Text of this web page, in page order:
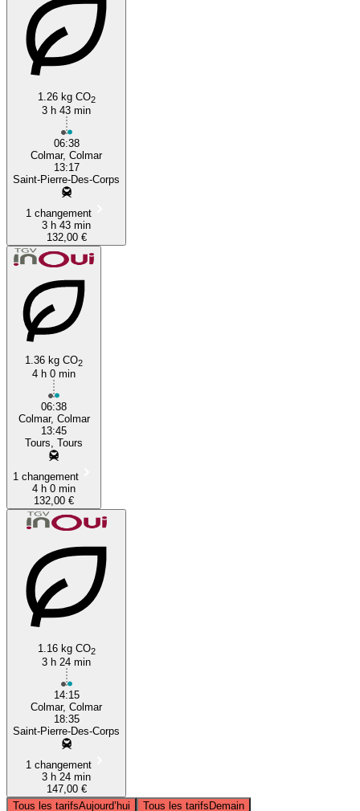
1.26 kg CO2
3 h 43 min
06:38
Colmar, Colmar
13:17
Saint-Pierre-Des-Corps
1 changement
3 h 43 min
132,00 €
1.36 kg CO2
4 h 0 min
06:38
Colmar, Colmar
13:45
Tours, Tours
1 changement
4 h 0 min
132,00 €
1.16 kg CO2
3 h 24 min
14:15
Colmar, Colmar
18:35
Saint-Pierre-Des-Corps
1 changement
3 h 24 min
147,00 €
Tous les tarifsAujourd’hui Tous les tarifsDemain